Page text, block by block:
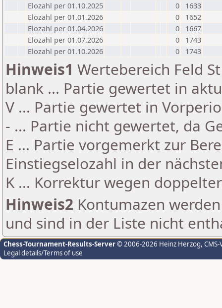
Elozahl per 01.10.2025
0
1633
Elozahl per 01.01.2026
0
1652
Elozahl per 01.04.2026
0
1667
Elozahl per 01.07.2026
0
1743
Elozahl per 01.10.2026
0 1743
Hinweis1 Wertebereich Feld
blank ... Partie gewertet in
V ... Partie gewertet in
- ... Partie nicht gewertet, da
E ... Partie vorgemerkt zur
Einstiegselozahl in der
K ... Korrektur wegen
Hinweis2 Kontumazen
und sind in der Liste nicht
Chess-Tournament-Results-Server© 2006-2026 Heinz Herzog,
Legal details/Terms of use